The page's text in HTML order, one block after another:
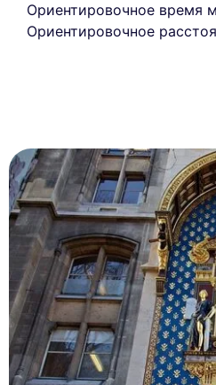
Ориентировочное время
Ориентировочное